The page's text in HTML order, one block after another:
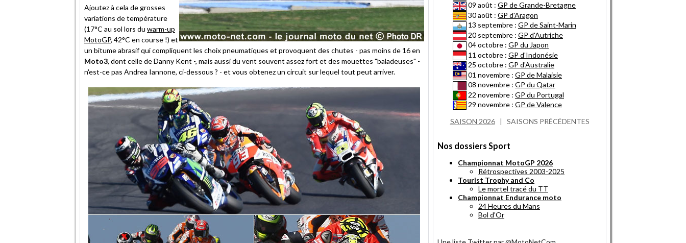
Ajoutez à cela de grosses
variations de température
(17°C au sol lors du warm-up
MotoGP, 42°C en course !) et
un bitume abrasif qui compliquent les choix pneumatiques et provoquent des chutes - pas moins de 16 en
Moto3, dont celle de Danny Kent -, mais aussi du vent souvent assez fort et des mouettes "baladeuses" -
n'est-ce pas Andrea Iannone, ci-dessous ? - et vous obtenez un circuit sur lequel tout peut arriver.
09 août : GP de Grande-Bretagne
30 août : GP d'Aragon
13 septembre : GP de Saint-Marin
20 septembre : GP d'Autriche
04 octobre : GP du Japon
11 octobre : GP d'Indonésie
25 octobre : GP d'Australie
01 novembre : GP de Malaisie
08 novembre : GP du Qatar
22 novembre : GP du Portugal
29 novembre : GP de Valence
SAISON 2026| SAISONS PRÉCÉDENTES
Nos dossiers Sport
Championnat MotoGP 2026
Rétrospectives 2003-2025
Tourist Trophy and Co
Le mortel tracé du TT
Championnat Endurance moto
24 Heures du Mans
Bol d'Or